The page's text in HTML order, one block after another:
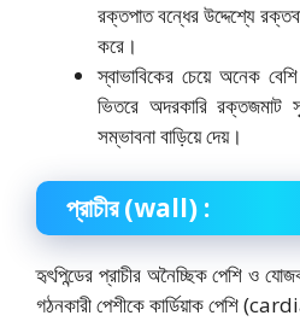
রক্তপাত বন্ধের উদ্দেশ্যে
করে।
স্বাভাবিকের চেয়ে অনেক
ভিতরে অদরকারি রক্তজমাট
সম্ভাবনা বাড়িয়ে দেয়।
প্রাচীর(wall) :
হৃৎপিন্ডের প্রাচীর অনৈচ্ছিক পেশি ও
গঠনকারী পেশীকে কার্ডিয়াক পেশি